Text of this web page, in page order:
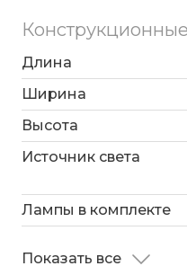
Длина
Ширина
Высота
Источник света
Лампы в комплекте
Показать все